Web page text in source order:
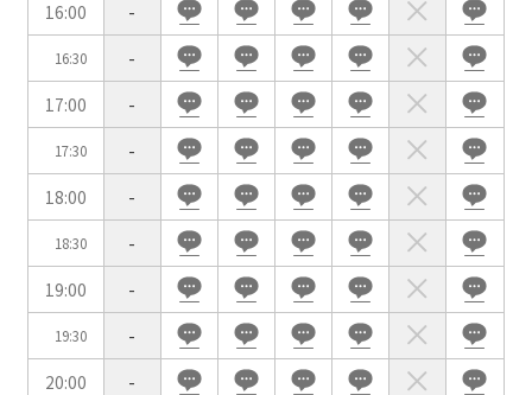
16:00
-
16:30
-
17:00
-
17:30
-
18:00
-
18:30
-
19:00
-
19:30
-
20:00
-
用途で選ぶ
パーティ・懇親会
株主総会・IR
e-sports大会
プレス発表
試験
展示会・販売会
この条件で検索
選択している条件をリセットする